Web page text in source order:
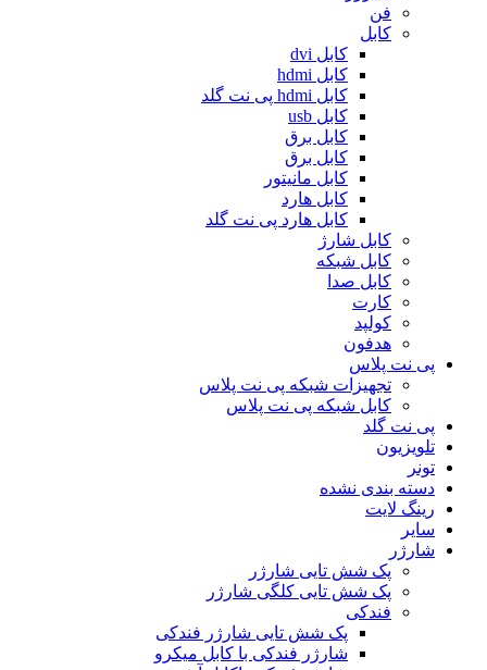
فن
کابل
کابل dvi
کابل hdmi
کابل hdmi پی نت گلد
کابل usb
کابل برق
کابل برق
کابل مانیتور
کابل هارد
کابل هارد پی نت گلد
کابل شارژ
کابل شبکه
کابل صدا
کارت
کولپد
هدفون
پی نت پلاس
تجهیزات شبکه پی نت پلاس
کابل شبکه پی نت پلاس
پی نت گلد
تلویزیون
تونر
دسته بندی نشده
رینگ لایت
سایر
شارژر
پک شش تایی شارژر
پک شش تایی کلگی شارژر
فندکی
پک شش تایی شارژر فندکی
شارژر فندکی با کابل میکرو